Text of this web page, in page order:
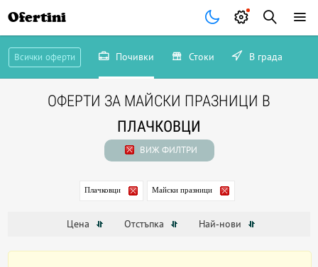
Ofertini
Всички оферти Почивки Стоки В града
ОФЕРТИ ЗА МАЙСКИ ПРАЗНИЦИ В
ПЛАЧКОВЦИ
ВИЖ ФИЛТРИ
Плачковци Майски празници
Цена Отстъпка Най-нови